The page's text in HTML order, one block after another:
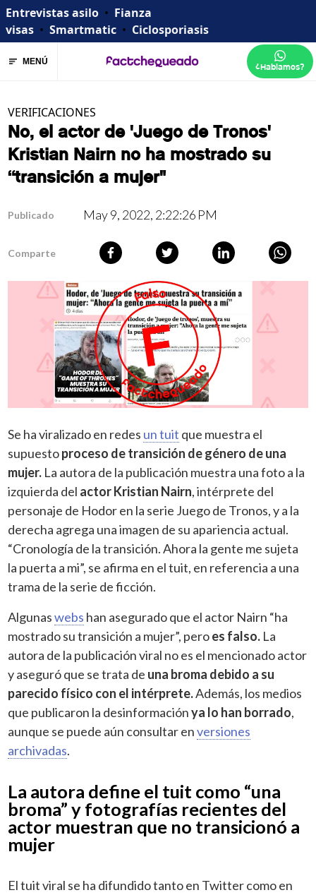
Entrevistas asilo • Fianza
visas • Smartmatic • Ciclosporiasis
MENÚ ¿Hablamos?
VERIFICACIONES
No, el actor de 'Juego de Tronos'
Kristian Nairn no ha mostrado su
“transición a mujer"
Publicado May 9, 2022, 2:22:26 PM
Comparte
Se ha viralizado en redes un tuit que muestra el
supuestoproceso de transición de género de una
mujer. La autora de la publicación muestra una foto a la
izquierda del actor Kristian Nairn, intérprete del
personaje de Hodor en la serie Juego de Tronos, y a la
derecha agrega una imagen de su apariencia actual.
“Cronología de la transición. Ahora la gente me sujeta
la puerta a mi”, se afirma en el tuit, en referencia a una
trama de la serie de ficción.
Algunaswebs han asegurado que el actor Nairn “ha
mostrado su transición a mujer”, peroes falso. La
autora de la publicación viral no es el mencionado actor
y aseguró que se trata de una broma debido a su
parecido físico con el intérprete.Además, los medios
que publicaron la desinformaciónya lo han borrado,
aunque se puede aún consultar enversiones
archivadas.
La autora define el tuit como “una
broma” y fotografías recientes del
actor muestran que no transicionó a
mujer
El tuit viral se ha difundido tanto en Twitter como en